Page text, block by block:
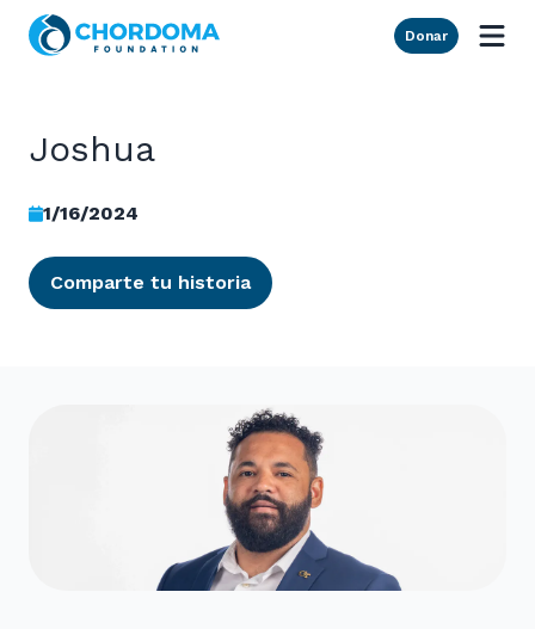
Skip to Main Content
Donar
Joshua
1/16/2024
Comparte tu historia